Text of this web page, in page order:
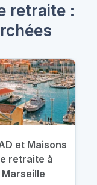
retraite :
et Maisons
retraite à
Marseille